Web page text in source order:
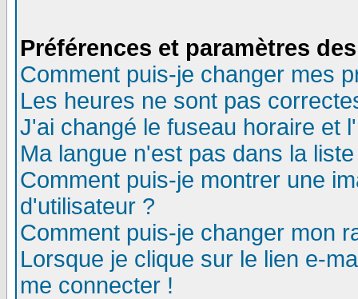
Préférences et paramètres
Comment puis-je changer mes
Les heures ne sont pas
J'ai changé le fuseau horaire et
Ma langue n'est pas dans la
Comment puis-je montrer une
d'utilisateur ?
Comment puis-je changer mon
Lorsque je clique sur le lien e-
me connecter !